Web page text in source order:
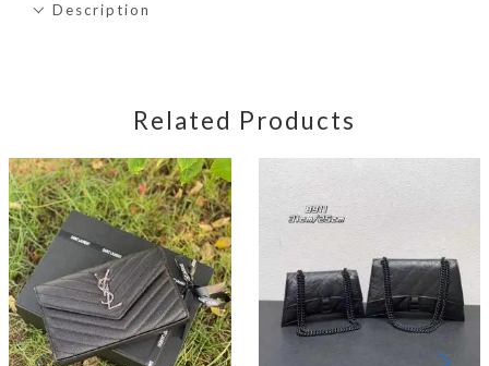
Description
Related Products